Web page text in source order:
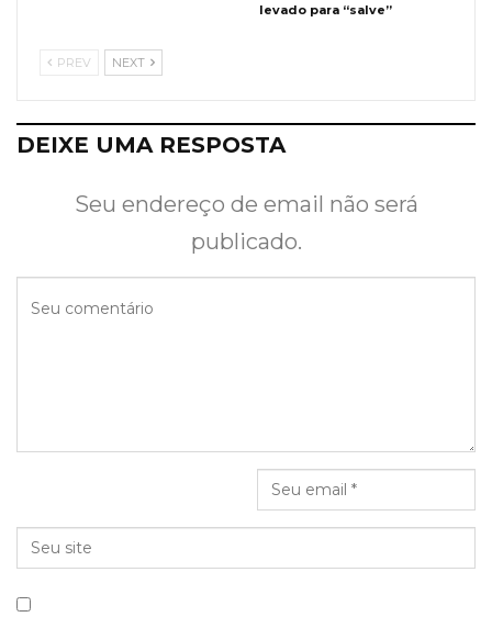
levado para “salve”
PREV NEXT
DEIXE UMA RESPOSTA
Seu endereço de email não será
publicado.